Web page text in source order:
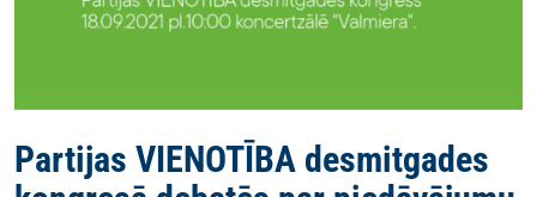
Partijas VIENOTĪBA desmitgades